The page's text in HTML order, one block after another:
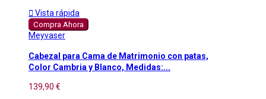
 Vista rápida
Compra Ahora
Meyvaser
Cabezal para Cama de Matrimonio con patas,
Color Cambria y Blanco, Medidas:...
139,90 €